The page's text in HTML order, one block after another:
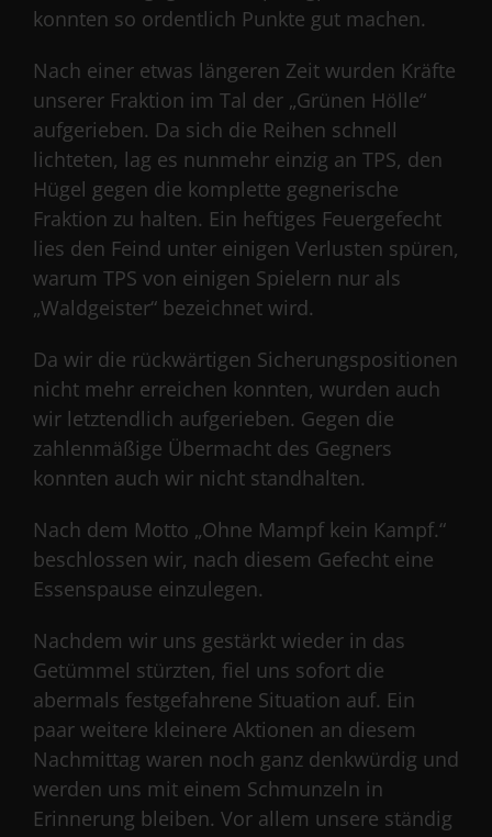
konnten so ordentlich Punkte gut machen.
Nach einer etwas längeren Zeit wurden Kräfte
unserer Fraktion im Tal der „Grünen Hölle“
aufgerieben. Da sich die Reihen schnell
lichteten, lag es nunmehr einzig an TPS, den
Hügel gegen die komplette gegnerische
Fraktion zu halten. Ein heftiges Feuergefecht
lies den Feind unter einigen Verlusten spüren,
warum TPS von einigen Spielern nur als
„Waldgeister“ bezeichnet wird.
Da wir die rückwärtigen Sicherungspositionen
nicht mehr erreichen konnten, wurden auch
wir letztendlich aufgerieben. Gegen die
zahlenmäßige Übermacht des Gegners
konnten auch wir nicht standhalten.
Nach dem Motto „Ohne Mampf kein Kampf.“
beschlossen wir, nach diesem Gefecht eine
Essenspause einzulegen.
Nachdem wir uns gestärkt wieder in das
Getümmel stürzten, fiel uns sofort die
abermals festgefahrene Situation auf. Ein
paar weitere kleinere Aktionen an diesem
Nachmittag waren noch ganz denkwürdig und
werden uns mit einem Schmunzeln in
Erinnerung bleiben. Vor allem unsere ständig